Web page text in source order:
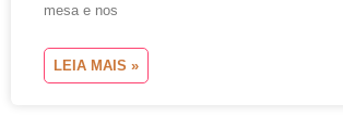
mesa e nos
LEIA MAIS »